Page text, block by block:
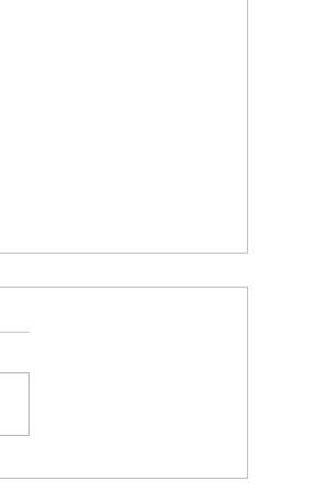
letztes Wort
150 Psalmen der Bibel wird
Gottes Größe und des